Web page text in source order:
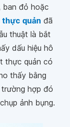
ban đỏ hoặc
quản đã
thuật là bắt
dấu hiệu hô
thực quản có
thấy bằng
hợp đó
ảnh bụng.